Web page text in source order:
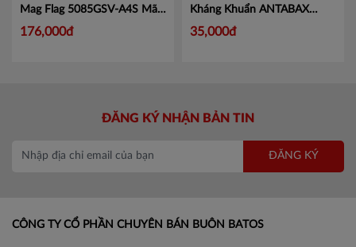
Mag Flag 5085GSV-A4S Mã
KJ5085
176,000đ
Kháng Khuẩn ANTABAX
PROTECT - Bảo Vệ
35,000đ
ĐĂNG KÝ NHẬN BẢN TIN
ĐĂNG KÝ
CÔNG TY CỔ PHẦN CHUYÊN BÁN BUÔN BATOS